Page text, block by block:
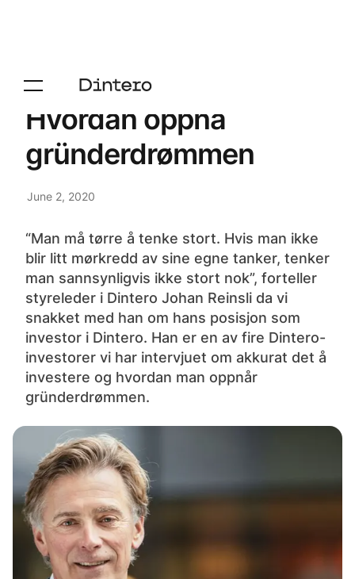
Hvordan oppnå
gründerdrømmen
June 2, 2020
“Man må tørre å tenke stort. Hvis man ikke
blir litt mørkredd av sine egne tanker, tenker
man sannsynligvis ikke stort nok”, forteller
styreleder i Dintero Johan Reinsli da vi
snakket med han om hans posisjon som
investor i Dintero. Han er en av fire Dintero-
investorer vi har intervjuet om akkurat det å
investere og hvordan man oppnår
gründerdrømmen.